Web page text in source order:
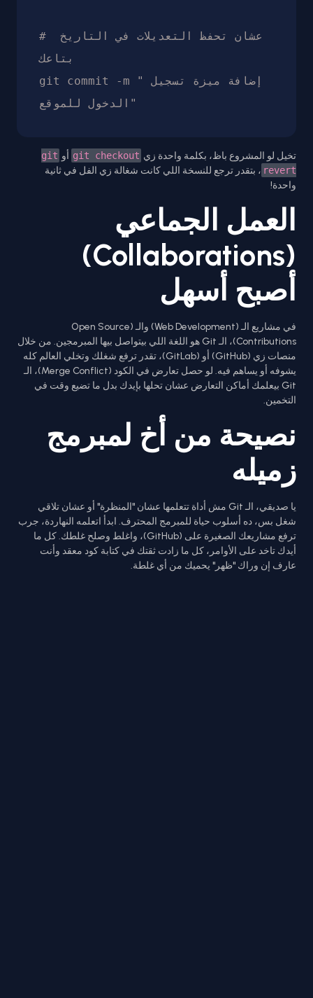
# عشان تحفظ التعديلات في التاريخ
بتاعك
git commit -m "إضافة ميزة تسجيل
تخيل لو المشروع باظ، بكلمة واحدة زي git checkout أو git
revert ، بتقدر ترجع للنسخة اللي كانت شغالة زي الفل في ثانية
واحدة!
العمل الجماعي
(Collaborations)
أصبح أسهل
في مشاريع الـ (Web Development) والـ (Open Source
Contributions)، الـ Git هو اللغة اللي بيتواصل بيها المبرمجين. من خلال
منصات زي (GitHub) أو (GitLab)، تقدر ترفع شغلك وتخلي العالم كله
يشوفه أو يساهم فيه. لو حصل تعارض في الكود (Merge Conflict)، الـ
Git بيعلمك أماكن التعارض عشان تحلها بإيدك بدل ما تضيع وقت في
التخمين.
نصيحة من أخ لمبرمج
زميله
يا صديقي، الـ Git مش أداة تتعلمها عشان "المنظرة" أو عشان تلاقي
شغل بس، ده أسلوب حياة للمبرمج المحترف. ابدأ اتعلمه النهاردة، جرب
ترفع مشاريعك الصغيرة على (GitHub)، واغلط وصلح غلطك. كل ما
أيدك تاخد على الأوامر، كل ما زادت ثقتك في كتابة كود معقد وأنت
عارف إن وراك "ظهر" يحميك من أي غلطة.